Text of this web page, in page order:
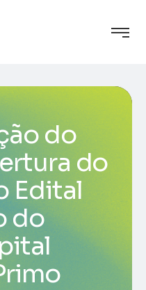
do
do
Edital
do